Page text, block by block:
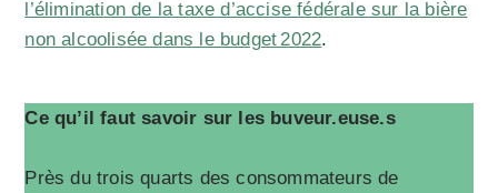
l’élimination de la taxe d’accise fédérale sur la bière
non alcoolisée dans le budget 2022.
Ce qu’il faut savoir sur les buveur.euse.s
Près du trois quarts des consommateurs de